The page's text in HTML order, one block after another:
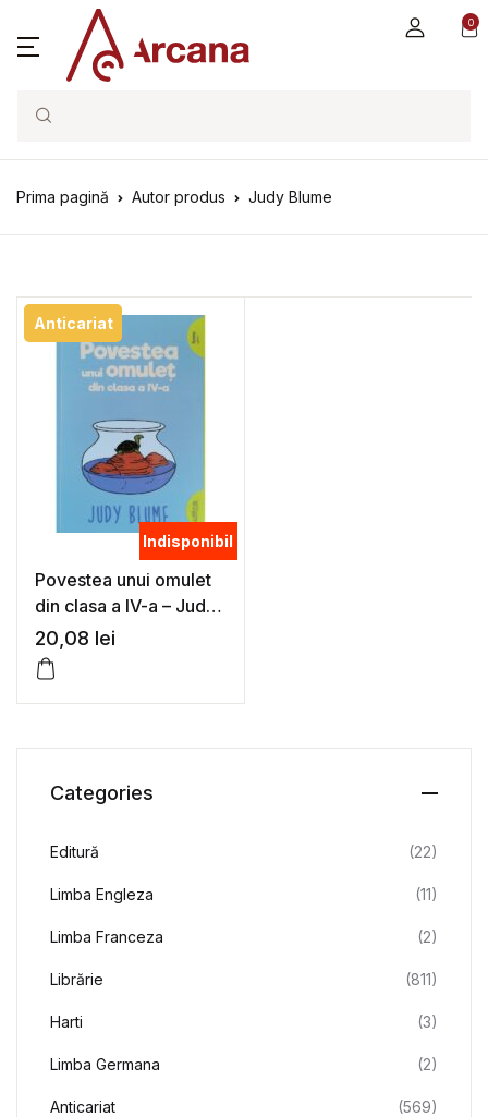
0
Search
Prima pagină Autor produs Judy Blume
Anticariat
Indisponibil
Povestea unui omulet
din clasa a IV-a – Judy
Blume
20,08 lei
Categories
Editură (22)
Limba Engleza (11)
Limba Franceza (2)
Librărie (811)
Harti (3)
Limba Germana (2)
Anticariat (569)